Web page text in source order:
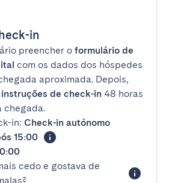
in
preencher o formulário de
com os dados dos hóspedes
aproximada. Depois,
instruções de check-in 48 horas
chegada.
in: Check-in autónomo
15:00
cedo e gostava de